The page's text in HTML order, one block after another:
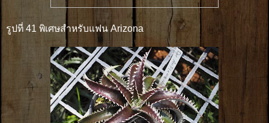
รูปที่ 41 พิเศษสำหรับแฟน Arizona